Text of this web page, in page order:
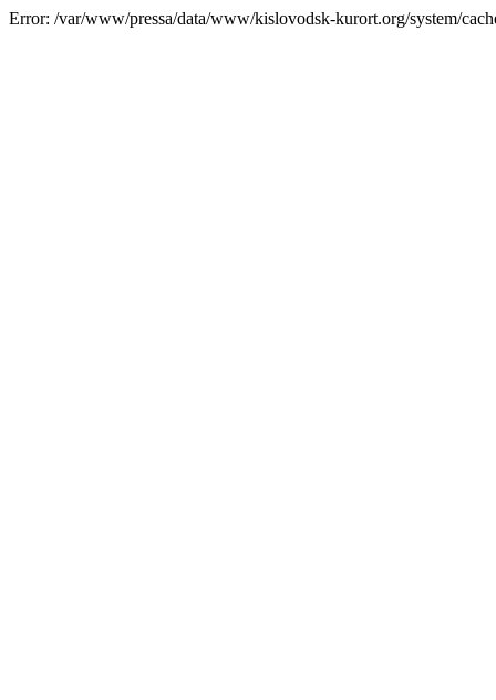
Error: /var/www/pressa/data/www/kislovodsk-kurort.org/system/